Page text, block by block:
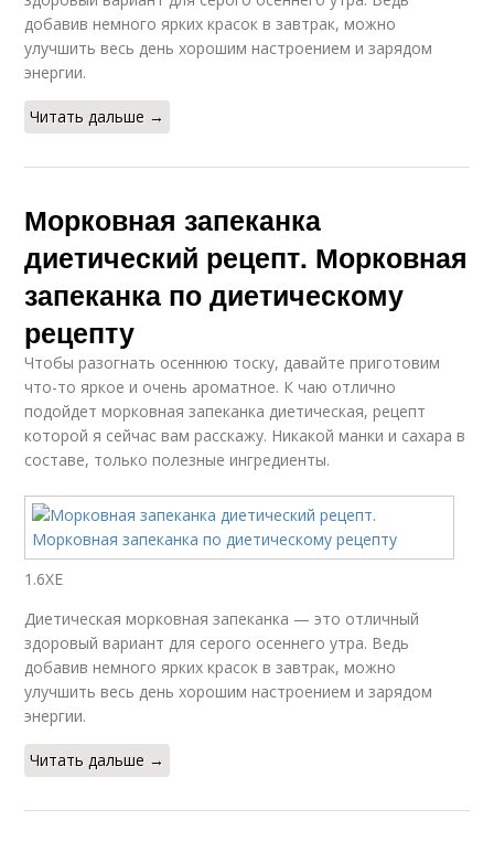
добавив немного ярких красок в завтрак, можно
улучшить весь день хорошим настроением и зарядом
энергии.
Читать дальше →
Морковная запеканка
диетический рецепт. Морковная
запеканка по диетическому
рецепту
Чтобы разогнать осеннюю тоску, давайте приготовим
что-то яркое и очень ароматное. К чаю отлично
подойдет морковная запеканка диетическая, рецепт
которой я сейчас вам расскажу. Никакой манки и сахара в
составе, только полезные ингредиенты.
1.6ХЕ
Диетическая морковная запеканка — это отличный
здоровый вариант для серого осеннего утра. Ведь
добавив немного ярких красок в завтрак, можно
улучшить весь день хорошим настроением и зарядом
энергии.
Читать дальше →